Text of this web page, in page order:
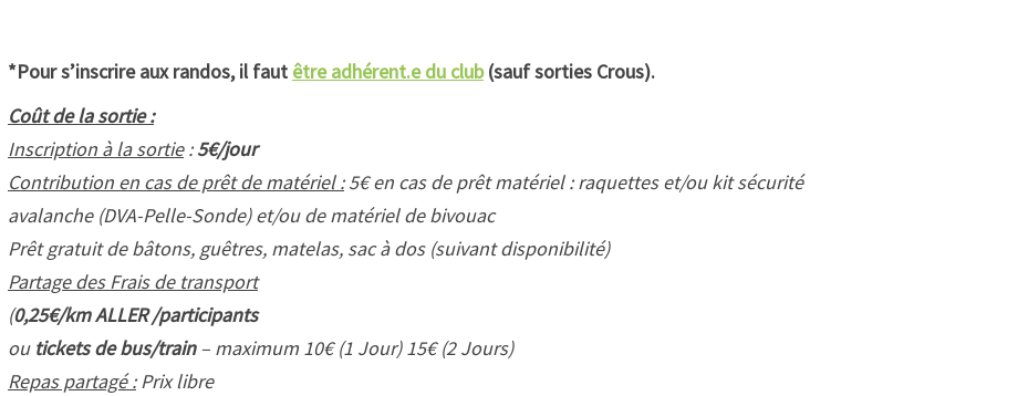
*Pour s’inscrire aux randos, il faut être adhérent.e du club(sauf sorties Crous).
Coût de la sortie :
Inscription à la sortie:5€/jour
Contribution en cas de prêt de matériel :5€ en cas de prêt matériel : raquettes et/ou kit sécurité
avalanche (DVA-Pelle-Sonde) et/ou de matériel de bivouac
Prêt gratuit de bâtons, guêtres, matelas, sac à dos (suivant disponibilité)
Partage des Frais de transport
(0,25€/km ALLER /participants
ou tickets de bus/train– maximum 10€ (1 Jour) 15€ (2 Jours)
Repas partagé :Prix libre